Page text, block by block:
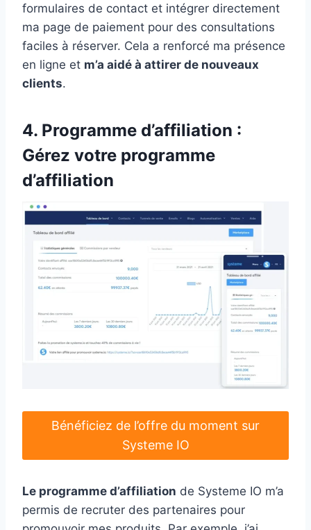
formulaires de contact et intégrer directement
ma page de paiement pour des consultations
faciles à réserver. Cela a renforcé ma présence
en ligne et m’a aidé à attirer de nouveaux
clients.
4. Programme d’affiliation :
Gérez votre programme
d’affiliation
Bénéficiez de l’offre du moment sur
Systeme IO
Le programme d’affiliation de Systeme IO m’a
permis de recruter des partenaires pour